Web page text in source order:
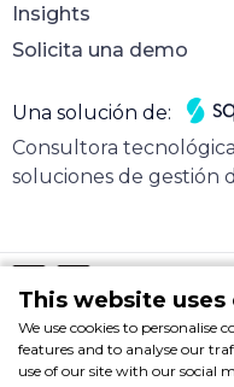
This website uses
We use cookies to personalise
features and to analyse our
use of our site with our social
Insights
Solicita una demo
Una solución de:
Consultora
soluciones de gestión
© 2025 Hire & Sign.
Nota legal